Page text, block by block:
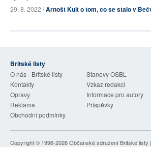
29. 8. 2022 /Arnošt Kult o tom, co se stalo v
Britské listy
O nás - Britské listy
Stanovy OSBL
Kontakty
Vzkaz redakci
Opravy
Informace pro autory
Reklama
Příspěvky
Obchodní podmínky
Copyright © 1996-2026Občanské sdružení Britské listy